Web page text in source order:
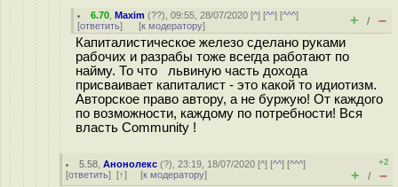
6.70 ,Maxim (??), 09:55, 28/07/2020 [^] [^^] [^^^]
[ответить] [к модератору] + / –
Капиталистическое железо сделано руками
рабочих и разрабы тоже всегда работают по
найму. То что львиную часть дохода
присваивает капиталист - это какой то идиотизм.
Авторское право автору, а не буржую! От каждого
по возможности, каждому по потребности! Вся
власть Community !
5.58 ,Анонолекс (?), 23:19, 18/07/2020 [^] [^^] [^^^]
[ответить] [↑] [к модератору]
+2
+ / –